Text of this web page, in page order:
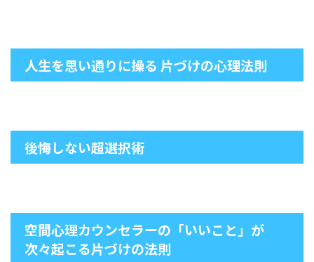
人生を思い通りに操る 片づけの心理法則
後悔しない超選択術
空間心理カウンセラーの「いいこと」が
次々起こる片づけの法則